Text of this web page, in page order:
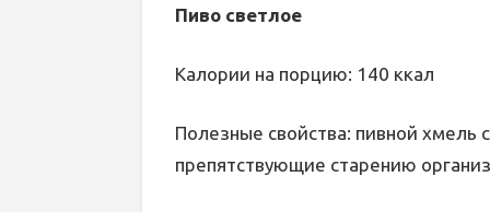
Пиво светлое
Калории на порцию: 140 ккал
Полезные свойства: пивной
препятствующие старению